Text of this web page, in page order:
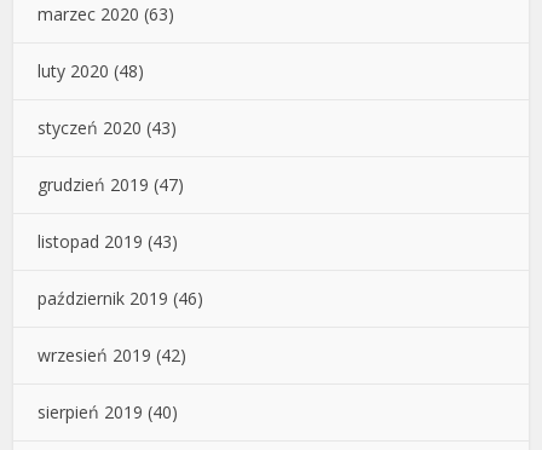
marzec 2020 (63)
luty 2020 (48)
styczeń 2020 (43)
grudzień 2019 (47)
listopad 2019 (43)
październik 2019 (46)
wrzesień 2019 (42)
sierpień 2019 (40)